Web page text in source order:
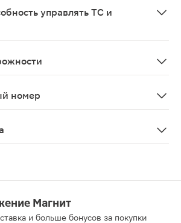
управлять ТС и
номер
Магнит
и больше бонусов за покупки